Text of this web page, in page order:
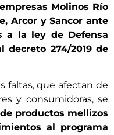
Molinos Río
Arcor y Sancor ante
a la ley de Defensa
decreto 274/2019 de
faltas, que afectan de
y consumidoras, se
productos mellizos
al programa